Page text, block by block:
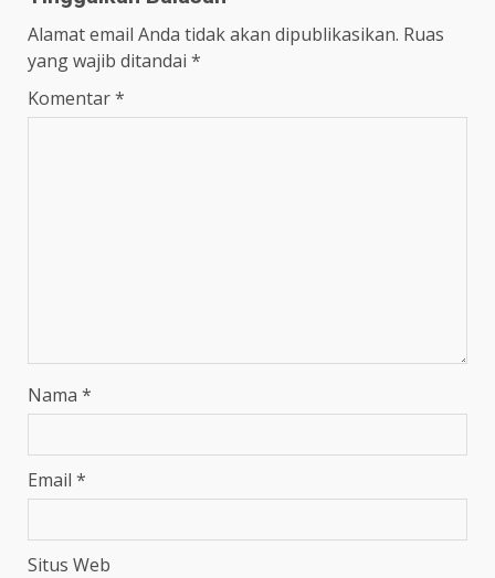
Alamat email Anda tidak akan dipublikasikan. Ruas
yang wajib ditandai *
Komentar*
Nama *
Email *
Situs Web